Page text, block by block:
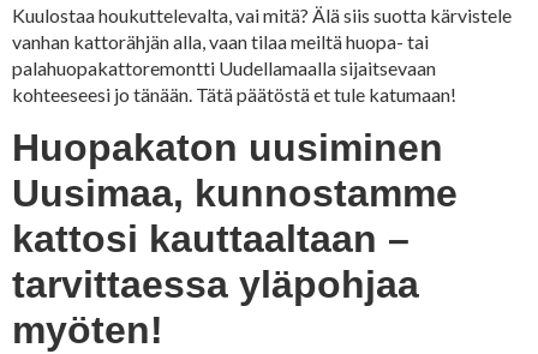
Kuulostaa houkuttelevalta, vai mitä? Älä siis suotta kärvistele
vanhan kattorähjän alla, vaan tilaa meiltä huopa- tai
palahuopakattoremontti Uudellamaalla sijaitsevaan
kohteeseesi jo tänään. Tätä päätöstä et tule katumaan!
Huopakaton uusiminen
Uusimaa, kunnostamme
kattosi kauttaaltaan –
tarvittaessa yläpohjaa
myöten!